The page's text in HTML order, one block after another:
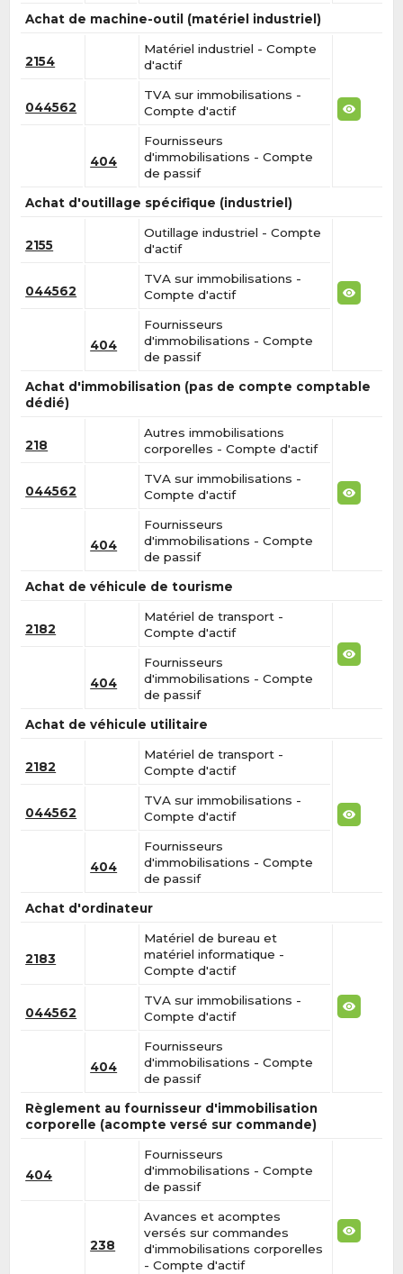
Achat de machine-outil (matériel industriel)
2154
Matériel industriel - Compte
d'actif
044562
TVA sur immobilisations -
Compte d'actif
404
Fournisseurs
d'immobilisations - Compte
de passif
Achat d'outillage spécifique (industriel)
2155
Outillage industriel - Compte
d'actif
044562
TVA sur immobilisations -
Compte d'actif
404
Fournisseurs
d'immobilisations - Compte
de passif
Achat d'immobilisation (pas de compte comptable
dédié)
218
Autres immobilisations
corporelles - Compte d'actif
044562
TVA sur immobilisations -
Compte d'actif
404
Fournisseurs
d'immobilisations - Compte
de passif
Achat de véhicule de tourisme
2182
Matériel de transport -
Compte d'actif
404
Fournisseurs
d'immobilisations - Compte
de passif
Achat de véhicule utilitaire
2182
Matériel de transport -
Compte d'actif
044562
TVA sur immobilisations -
Compte d'actif
404
Fournisseurs
d'immobilisations - Compte
de passif
Achat d'ordinateur
2183
Matériel de bureau et
matériel informatique -
Compte d'actif
044562
TVA sur immobilisations -
Compte d'actif
404
Fournisseurs
d'immobilisations - Compte
de passif
Règlement au fournisseur d'immobilisation
corporelle (acompte versé sur commande)
404
Fournisseurs
d'immobilisations - Compte
de passif
238
Avances et acomptes
versés sur commandes
d'immobilisations corporelles
- Compte d'actif